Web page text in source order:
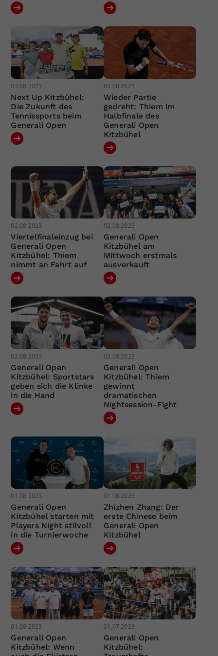
03.08.2023
Next Up Kitzbühel:
Die Zukunft des
Tennissports beim
Generali Open
03.08.2023
Wieder Partie
gedreht: Thiem im
Halbfinale des
Generali Open
Kitzbühel
02.08.2023
Viertelfinaleinzug bei
Generali Open
Kitzbühel: Thiem
nimmt an Fahrt auf
02.08.2023
Generali Open
Kitzbühel am
Mittwoch erstmals
ausverkauft
02.08.2023
Generali Open
Kitzbühel: Sportstars
geben sich die Klinke
in die Hand
02.08.2023
Generali Open
Kitzbühel: Thiem
gewinnt
dramatischen
Nightsession-Fight
01.08.2023
Generali Open
Kitzbühel starten mit
Players Night stilvoll
in die Turnierwoche
01.08.2023
Zhizhen Zhang: Der
erste Chinese beim
Generali Open
Kitzbühel
01.08.2023
Generali Open
Kitzbühel: Wenn
31.07.2023
Generali Open
Kitzbühel: